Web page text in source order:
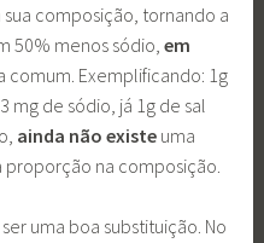
composição, tornando a
50% menos sódio,em
comum. Exemplificando: 1g
mg de sódio, já 1g de sal
ainda não existe uma
na composição.
uma boa substituição. No